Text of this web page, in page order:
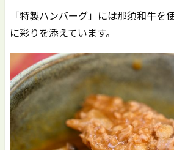
「特製ハンバーグ」には那須和牛を
に彩りを添えています。